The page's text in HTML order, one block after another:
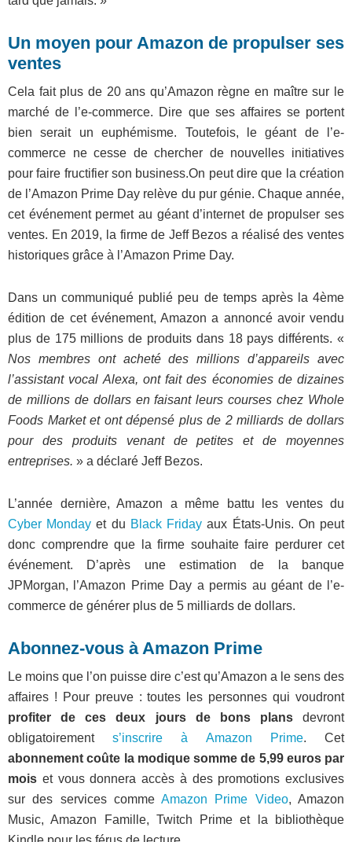
Un moyen pour Amazon de propulser ses
ventes
Cela fait plus de 20 ans qu’Amazon règne en maître sur le
marché de l’e-commerce. Dire que ses affaires se portent
bien serait un euphémisme. Toutefois, le géant de l’e-
commerce ne cesse de chercher de nouvelles initiatives
pour faire fructifier son business.On peut dire que la création
de l’Amazon Prime Day relève du pur génie. Chaque année,
cet événement permet au géant d’internet de propulser ses
ventes. En 2019, la firme de Jeff Bezos a réalisé des ventes
historiques grâce à l’Amazon Prime Day.
Dans un communiqué publié peu de temps après la 4ème
édition de cet événement, Amazon a annoncé avoir vendu
plus de 175 millions de produits dans 18 pays différents. «
Nos membres ont acheté des millions d’appareils avec
l’assistant vocal Alexa, ont fait des économies de dizaines
de millions de dollars en faisant leurs courses chez Whole
Foods Market et ont dépensé plus de 2 milliards de dollars
pour des produits venant de petites et de moyennes
entreprises. » a déclaré Jeff Bezos.
L’année dernière, Amazon a même battu les ventes du
Cyber Monday et du Black Friday aux États-Unis. On peut
donc comprendre que la firme souhaite faire perdurer cet
événement. D’après une estimation de la banque
JPMorgan, l’Amazon Prime Day a permis au géant de l’e-
commerce de générer plus de 5 milliards de dollars.
Abonnez-vous à Amazon Prime
Le moins que l’on puisse dire c’est qu’Amazon a le sens des
affaires ! Pour preuve : toutes les personnes qui voudront
profiter de ces deux jours de bons plansdevront
obligatoirements’inscrire à Amazon Prime. Cet
abonnement coûte la modique somme de 5,99 euros par
mois et vous donnera accès à des promotions exclusives
sur des services commeAmazon Prime Video, Amazon
Music, Amazon Famille, Twitch Prime et la bibliothèque